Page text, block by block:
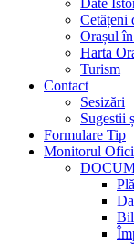
Date
Cetățeni
Orașul
Harta
Turism
Contact
Sesizări
Sugestii
Formulare Tip
Monitorul